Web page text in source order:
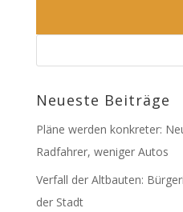
Neueste Beiträge
Pläne werden konkreter:
Radfahrer, weniger Autos
Verfall der Altbauten:
der Stadt